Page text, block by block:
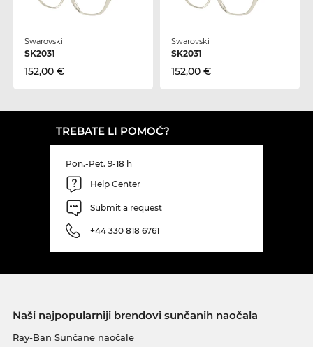
Swarovski
SK2031
152,00 €
Swarovski
SK2031
152,00 €
TREBATE LI POMOĆ?
Pon.-Pet. 9-18 h
Help Center
Submit a request
+44 330 818 6761
Naši najpopularniji brendovi sunčanih naočala
Ray-Ban Sunčane naočale